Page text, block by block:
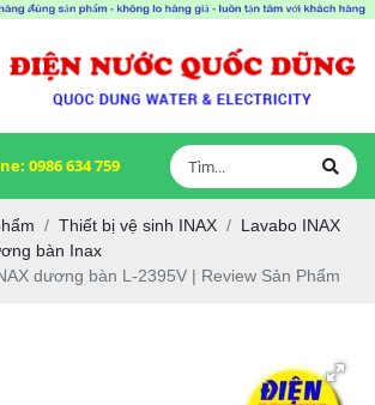
0986 634 759
Thiết bị vệ sinh INAX
Lavabo INAX
bàn Inax
dương bàn L-2395V | Review Sản Phẩm